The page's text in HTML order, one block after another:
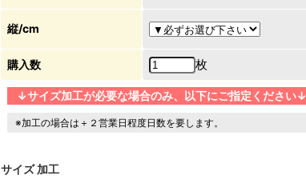
縦/cm
購入数 枚
↓サイズ加工が必要な場合のみ、以下にご指定ください↓
※加工の場合は＋２営業日程度日数を要します。
サイズ 加工